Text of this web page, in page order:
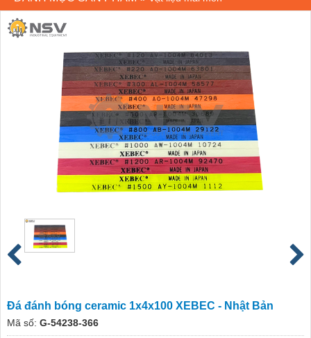
Đá đánh bóng ceramic 1x4x100 XEBEC - Nhật Bản
Mã số: G-54238-366